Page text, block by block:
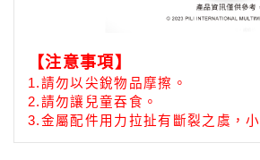
【注意事項】
1.請勿以尖銳物品摩擦。
2.請勿讓兒童吞食。
3.金屬配件用力拉扯有斷裂之虞，小